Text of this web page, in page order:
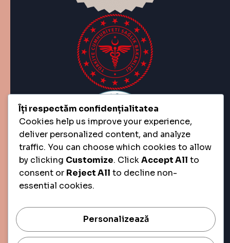
Îți respectăm confidențialitatea
Cookies help us improve your experience,
deliver personalized content, and analyze
traffic. You can choose which cookies to allow
by clicking Customize. ClickAccept All to
consent or Reject All to decline non-
essential cookies.
Personalizează